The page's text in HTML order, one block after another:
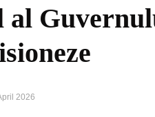
al
2026